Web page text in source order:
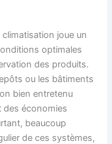
joue un
optimales
des produits.
ou les bâtiments
bien entretenu
des économies
beaucoup
de ces systèmes,